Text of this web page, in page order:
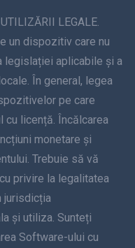
LEGALE.
un dispozitiv care nu
legislației aplicabile și a
În general, legea
pe care
licență. Încălcarea
monetare și
Trebuie să vă
privire la legalitatea
jurisdicția
și utiliza. Sunteți
Software-ului cu